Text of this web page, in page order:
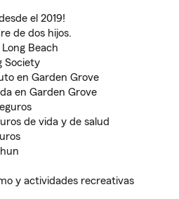
el 2019!
de dos hijos.
Beach
Society
en Garden Grove
en Garden Grove
de vida y de salud
y actividades recreativas